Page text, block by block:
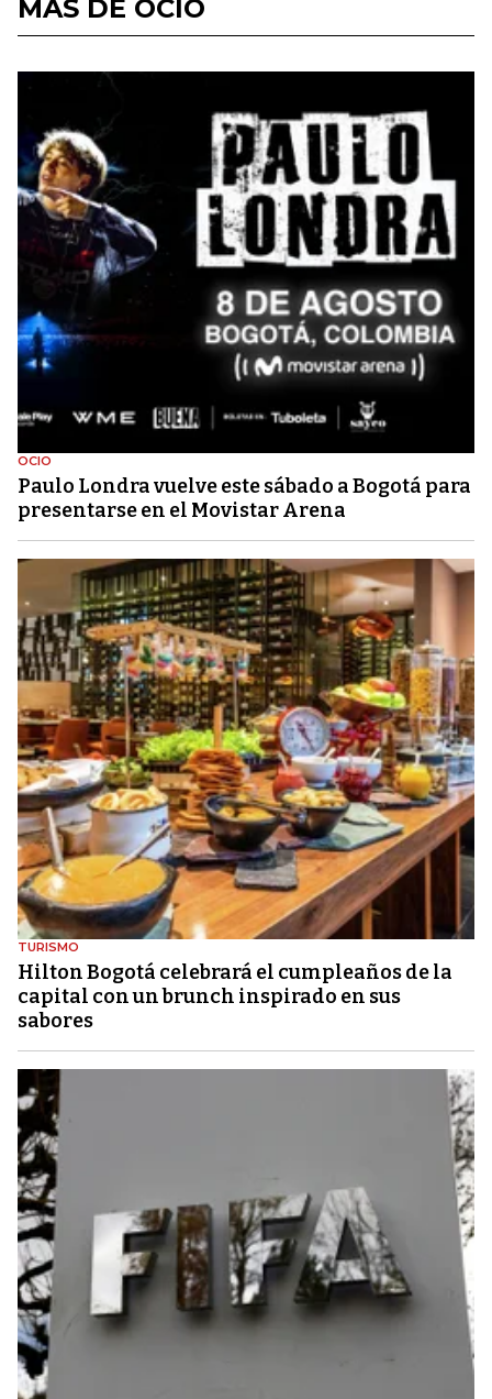
MÁS DE OCIO
OCIO
Paulo Londra vuelve este sábado a Bogotá para
presentarse en el Movistar Arena
TURISMO
Hilton Bogotá celebrará el cumpleaños de la
capital con un brunch inspirado en sus
sabores